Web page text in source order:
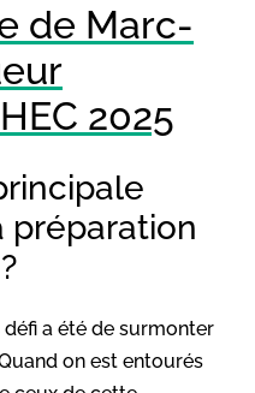
de Marc-
2025
préparation
a été de surmonter
on est entourés